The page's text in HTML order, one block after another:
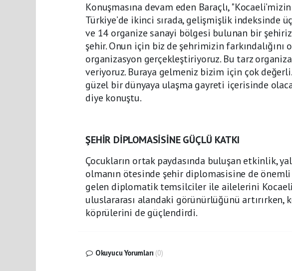
Konuşmasına devam eden Baraçlı,
Türkiye’de ikinci sırada, gelişmişlik indeksinde
ve 14 organize sanayi bölgesi bulunan bir
şehir. Onun için biz de şehrimizin farkındalığını
organizasyon gerçekleştiriyoruz. Bu tarz
veriyoruz. Buraya gelmeniz bizim için çok
güzel bir dünyaya ulaşma gayreti içerisinde
diye konuştu.
ŞEHİR DİPLOMASİSİNE GÜÇLÜ KATKI
Çocukların ortak paydasında buluşan etkinlik,
olmanın ötesinde şehir diplomasisine de önemli
gelen diplomatik temsilciler ile ailelerini
uluslararası alandaki görünürlüğünü
köprülerini de güçlendirdi.
Okuyucu Yorumları (0)